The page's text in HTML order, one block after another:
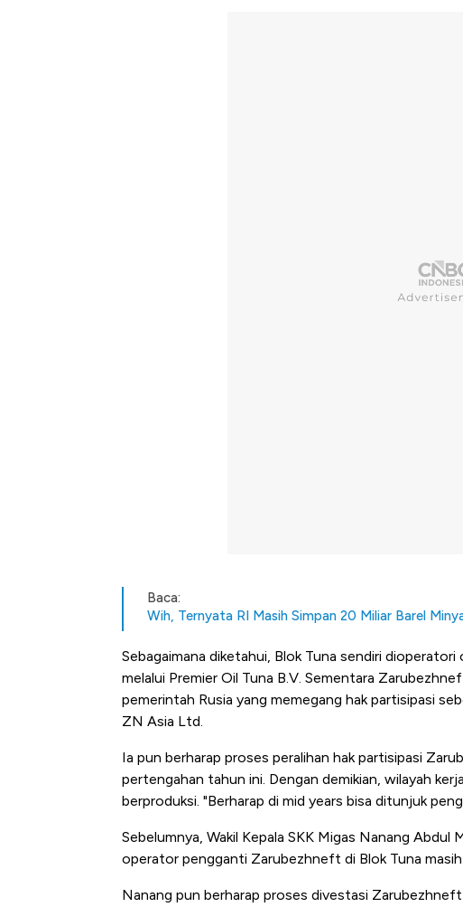
Baca:
Wih, Ternyata RI Masih Simpan 20 Miliar Barel
Sebagaimana diketahui, Blok Tuna sendiri
melalui Premier Oil Tuna B.V. Sementara
pemerintah Rusia yang memegang hak partisipasi
ZN Asia Ltd.
Ia pun berharap proses peralihan hak partisipasi
pertengahan tahun ini. Dengan demikian, wilayah
berproduksi. "Berharap di mid years bisa ditunjuk
Sebelumnya, Wakil Kepala SKK Migas Nanang
operator pengganti Zarubezhneft di Blok Tuna
Nanang pun berharap proses divestasi
Begini Cara Korsel atasi Panas